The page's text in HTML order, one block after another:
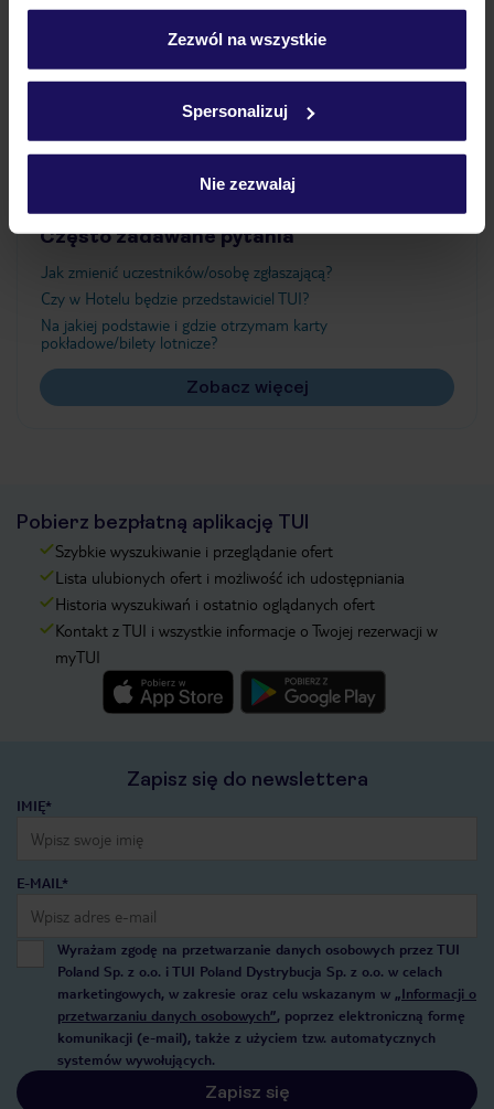
personalizować swój wybór wchodząc w zakładkę
Szczegółowe informacje o plikach cookie znajdziesz
Zezwól na wszystkie
Spersonalizuj
Nie zezwalaj
Ważne informacje
Często zadawane pytania
Jak zmienić uczestników/osobę zgłaszającą?
Czy w Hotelu będzie przedstawiciel TUI?
Na jakiej podstawie i gdzie otrzymam karty
pokładowe/bilety lotnicze?
Zobacz więcej
Pobierz bezpłatną aplikację TUI
Szybkie wyszukiwanie i przeglądanie ofert
Lista ulubionych ofert i możliwość ich udostępniania
Historia wyszukiwań i ostatnio oglądanych ofert
Kontakt z TUI i wszystkie informacje o Twojej rezerwacji w
myTUI
Zapisz się do newslettera
IMIĘ*
E-MAIL*
Wyrażam zgodę na przetwarzanie danych osobowych przez TUI
Poland Sp. z o.o. i TUI Poland Dystrybucja Sp. z o.o. w celach
marketingowych, w zakresie oraz celu wskazanym w „Informacji o
przetwarzaniu danych osobowych”, poprzez elektroniczną formę
komunikacji (e-mail), także z użyciem tzw. automatycznych
systemów wywołujących.
Zapisz się